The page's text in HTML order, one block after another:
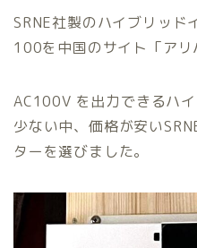
SRNE社製のハイブリッ
100を中国のサイト「アリ
AC100V を出力できるハ
少ない中、価格が安い
ターを選びました。